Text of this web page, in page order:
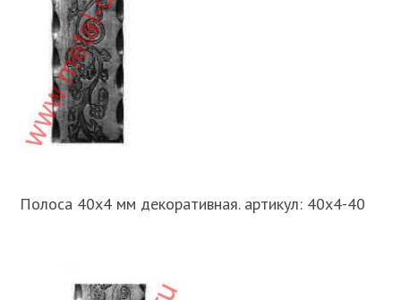
Полоса 40х4 мм декоративная. артикул: 40х4-40